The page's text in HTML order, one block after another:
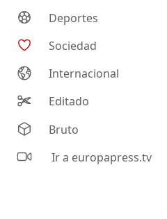
Deportes
Sociedad
Internacional
Editado
Bruto
Ir a europapress.tv